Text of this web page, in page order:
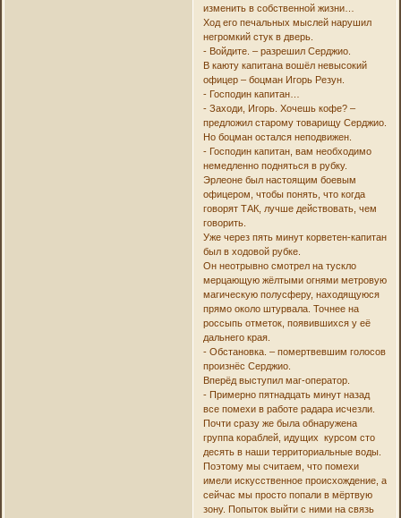
изменить в собственной жизни…
Ход его печальных мыслей нарушил
негромкий стук в дверь.
- Войдите. – разрешил Серджио.
В каюту капитана вошёл невысокий
офицер – боцман Игорь Резун.
- Господин капитан…
- Заходи, Игорь. Хочешь кофе? –
предложил старому товарищу Серджио.
Но боцман остался неподвижен.
- Господин капитан, вам необходимо
немедленно подняться в рубку.
Эрлеоне был настоящим боевым
офицером, чтобы понять, что когда
говорят ТАК, лучше действовать, чем
говорить.
Уже через пять минут корветен-капитан
был в ходовой рубке.
Он неотрывно смотрел на тускло
мерцающую жёлтыми огнями метровую
магическую полусферу, находящуюся
прямо около штурвала. Точнее на
россыпь отметок, появившихся у её
дальнего края.
- Обстановка. – помертвевшим голосов
произнёс Серджио.
Вперёд выступил маг-оператор.
- Примерно пятнадцать минут назад
все помехи в работе радара исчезли.
Почти сразу же была обнаружена
группа кораблей, идущих курсом сто
десять в наши территориальные воды.
Поэтому мы считаем, что помехи
имели искусственное происхождение, а
сейчас мы просто попали в мёртвую
зону. Попыток выйти с ними на связь